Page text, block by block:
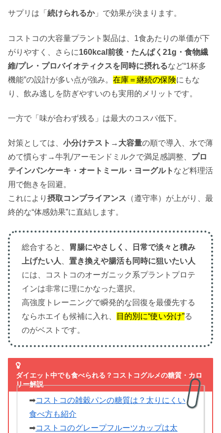
サプリは「 続けられるか」で効果が決まります。
コストコの大容量プラント製品は、1食あたりの単価が下
がりやすく、さらに160kcal前後・たんぱく21g・食物繊
維/プレ・プロバイオティクスを同時に摂れるなど“1杯多
機能”の設計が多い点が強み。 在庫＝継続の保険にもな
り、飲み逃しを防ぎやすいのも実用的メリットです。
一方で「味が合わず残る」は最大のコスパ低下。
対策としては、 小分けテスト→大容量の順で導入、水で薄
めて慣らす→牛乳/アーモンドミルクで満足感調整、 プロ
テインパンケーキ・オートミール・ヨーグルト など料理活
用で飽きを回避。
これにより 摂取コンプライアンス （遵守率）が上がり、最
終的な“体感効果”に直結します。
総合すると、
胃腸にやさしく、日常で淡々と積み
上げたい人
置き換えや腸活も同時に狙いたい人
には、コストコのオーガニック系プラントプロテ
インは非常に理にかなった選択。
高強度トレーニングで瞬発的な回復を最優先する
ならホエイも候補に入れ、
目的別に“使い分け”る
のがベストです。
ダイエット中でも食べられる？コストコグルメの糖質・カロ
リー解説
➡コストコの雑穀パンの糖質は？太りにくい
食べ方も紹介
➡コストコのグレープフルーツカップは太